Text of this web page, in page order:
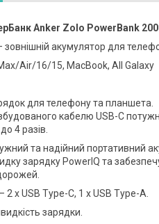
Anker Zolo PowerBank
зовнішній акумулятор для
Air/16/15, MacBook, All Galaxy
для телефону та планшета.
кабелю USB-C
4 разів.
та надійний портативний
зарядку PowerIQ та
x USB Type-C, 1 x USB Type-A.
зарядки.